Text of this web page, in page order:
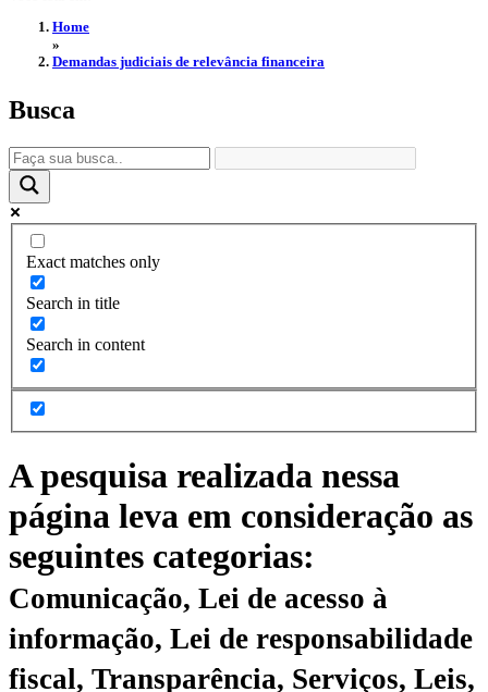
Home
»
Demandas judiciais de relevância financeira
Busca
Exact matches only
Search in title
Search in content
A pesquisa realizada nessa
página leva em consideração as
seguintes categorias:
Comunicação, Lei de acesso à
informação, Lei de responsabilidade
fiscal, Transparência, Serviços, Leis,